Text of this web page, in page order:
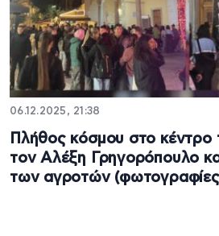
06.12.2025, 21:38
Πλήθος κόσμου στο κέντρο
τον Αλέξη Γρηγορόπουλο
των αγροτών